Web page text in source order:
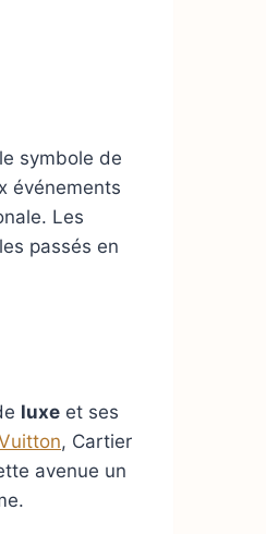
symbole de
événements
Les
passés en
luxe et ses
, Cartier
avenue un